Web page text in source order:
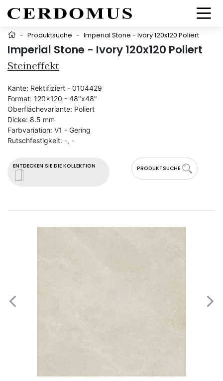
- Produktsuche - Imperial Stone - Ivory 120x120 Poliert
Imperial Stone - Ivory 120x120 Poliert
Steineffekt
ENTDECKEN SIE DIE KOLLEKTION PRODUKTSUCHE
Kante: Rektifiziert - 0104429
Format: 120x120 - 48"x48"
Oberflächevariante: Poliert
Dicke: 8.5 mm
Farbvariation: V1 - Gering
Rutschfestigkeit: -, -